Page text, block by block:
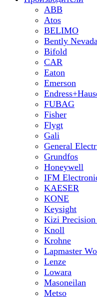
ABB
Atos
BELIMO
Bently
Bifold
CAR
Eaton
Emerson
FUBAG
Fisher
Flygt
Gali
General
Grundfos
Honeywell
IFM
KAESER
KONE
Keysight
Kizi
Knoll
Krohne
Lapmaster
Lenze
Lowara
Masoneilan
Metso